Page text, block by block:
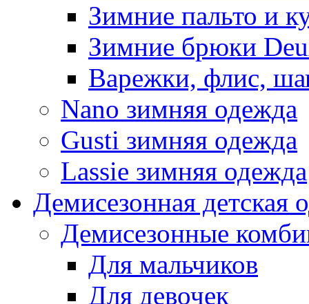
Зимние пальто и
Зимние брюки
Варежки, флис,
Nano зимняя одежда
Gusti зимняя одежда
Lassie зимняя одежда
Демисезонная детская
Демисезонные
Для мальчиков
Для девочек